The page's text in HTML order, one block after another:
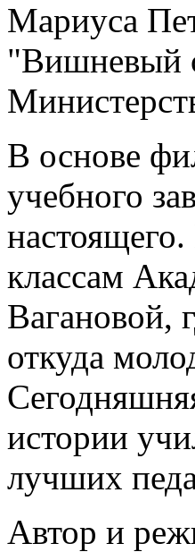
Мариуса
"Вишневый
В основе
учебного
классам
Вагановой,
откуда
истории
лучших
Автор и